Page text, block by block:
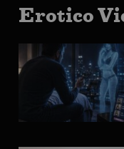
Erotico